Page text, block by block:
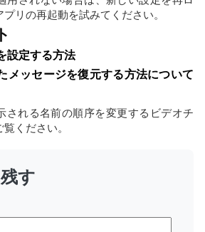
リの再起動を試みてください。
設定する方法
メッセージを復元する方法について
される名前の順序を変更するビデオチ
ください。
す